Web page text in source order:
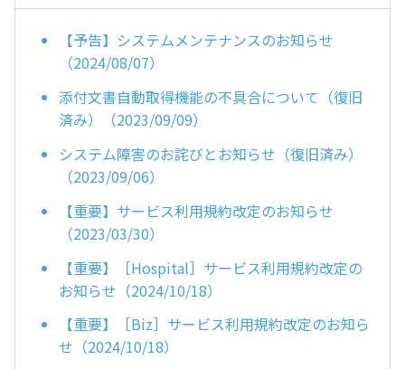
【予告】システムメンテナンスのお知らせ
（2024/08/07）
添付文書自動取得機能の不具合について（復旧
済み）（2023/09/09）
システム障害のお詫びとお知らせ（復旧済み）
（2023/09/06）
【重要】サービス利用規約改定のお知らせ
（2023/03/30）
【重要】［Hospital］サービス利用規約改定の
お知らせ（2024/10/18）
【重要】［Biz］サービス利用規約改定のお知ら
せ（2024/10/18）